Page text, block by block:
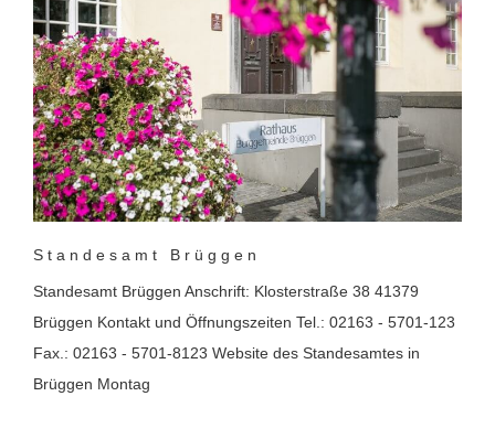
Standesamt Brüggen
Standesamt Brüggen Anschrift: Klosterstraße 38 41379
Brüggen Kontakt und Öffnungszeiten Tel.: 02163 - 5701-123
Fax.: 02163 - 5701-8123 Website des Standesamtes in
Brüggen Montag